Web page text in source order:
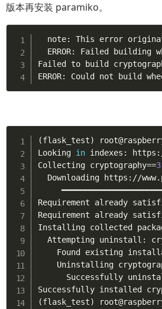
版本再安装 paramiko。
note: This error
ERROR: Failed building
Failed to build
ERROR: Could not build
(flask_test)
Looking in indexes:
Collecting cryptography==
Downloading https://
Requirement already
Requirement already
Installing collected
Attempting uninstall:
Found existing
Uninstalling
Successfully
(flask_test)